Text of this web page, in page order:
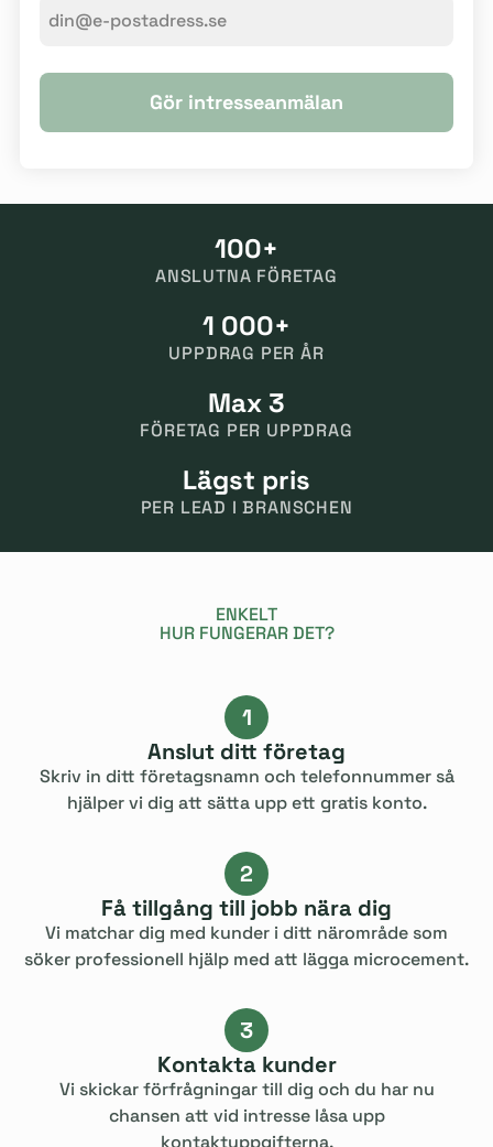
Gör intresseanmälan
100+
ANSLUTNA FÖRETAG
1 000+
UPPDRAG PER ÅR
Max 3
FÖRETAG PER UPPDRAG
Lägst pris
PER LEAD I BRANSCHEN
ENKELT
HUR FUNGERAR DET?
1
Anslut ditt företag
Skriv in ditt företagsnamn och telefonnummer så
hjälper vi dig att sätta upp ett gratis konto.
2
Få tillgång till jobb nära dig
Vi matchar dig med kunder i ditt närområde som
söker professionell hjälp med att lägga microcement.
3
Kontakta kunder
Vi skickar förfrågningar till dig och du har nu
chansen att vid intresse låsa upp
kontaktuppgifterna.